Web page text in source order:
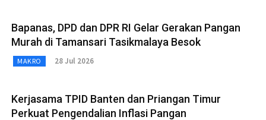
Bapanas, DPD dan DPR RI Gelar Gerakan Pangan
Murah di Tamansari Tasikmalaya Besok
MAKRO 28 Jul 2026
Kerjasama TPID Banten dan Priangan Timur
Perkuat Pengendalian Inflasi Pangan